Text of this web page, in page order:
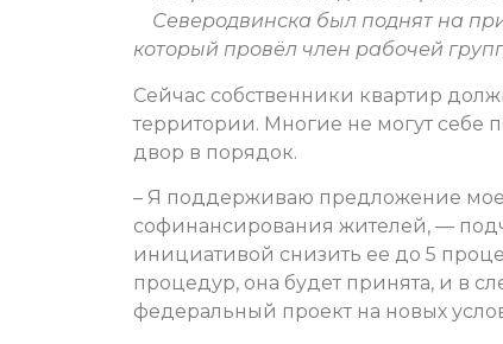
Северодвинска был поднят на
который провёл член рабочей
Сейчас собственники квартир
территории. Многие не могут себе
двор в порядок.
– Я поддерживаю предложение
софинансирования жителей, —
инициативой снизить ее до 5
процедур, она будет принята, и в
федеральный проект на новых